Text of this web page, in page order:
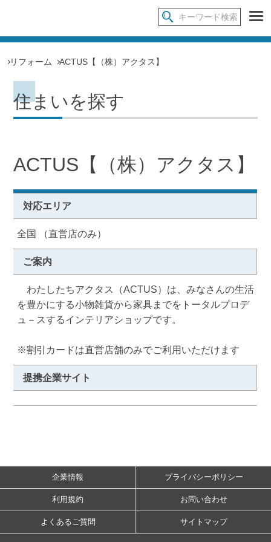
リフォーム ACTUS【（株）アクタス】
住まいを探す
ACTUS【（株）アクタス】
対応エリア
全国 （直営店のみ）
ご案内
わたしたちアクタス（ACTUS）は、みなさんの生活
を豊かにする小物雑貨から家具までをトータルプロデ
ュ－スするインテリアショップです。
※割引カードは直営店舗のみでご利用いただけます
提携企業サイト
企業情報 プライバシーポリシー
利用規約 お問い合わせ
よくあるご質問 サイトマップ